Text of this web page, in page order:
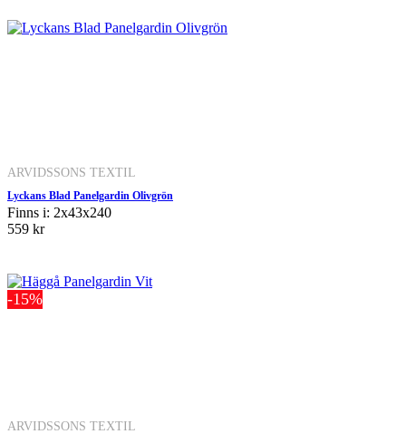
ARVIDSSONS TEXTIL
Lyckans Blad Panelgardin Olivgrön
Finns i: 2x43x240
559 kr
-15%
ARVIDSSONS TEXTIL